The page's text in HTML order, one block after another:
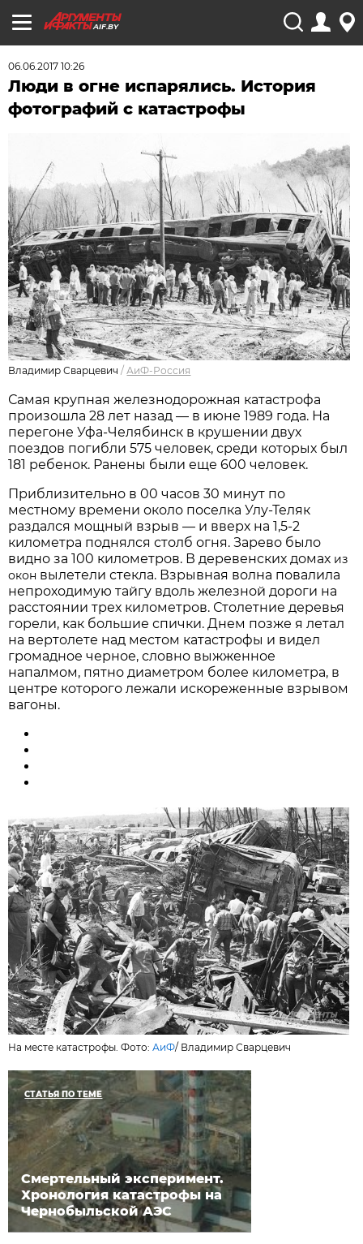
AIF.BY
06.06.2017 10:26
Люди в огне испарялись. История
фотографий с катастрофы
Владимир Сварцевич / АиФ-Россия
Самая крупная железнодорожная катастрофа
произошла 28 лет назад — в июне 1989 года. На
перегоне Уфа-Челябинск в крушении двух
поездов погибли 575 человек, среди которых был
181 ребенок. Ранены были еще 600 человек.
Приблизительно в 00 часов 30 минут по
местному времени около поселка Улу-Теляк
раздался мощный взрыв — и вверх на 1,5-2
километра поднялся столб огня. Зарево было
видно за 100 километров. В деревенских домах из
окон вылетели стекла. Взрывная волна повалила
непроходимую тайгу вдоль железной дороги на
расстоянии трех километров. Столетние деревья
горели, как большие спички. Днем позже я летал
на вертолете над местом катастрофы и видел
громадное черное, словно выжженное
напалмом, пятно диаметром более километра, в
центре которого лежали искореженные взрывом
вагоны.
На месте катастрофы. Фото:АиФ/ Владимир Сварцевич
СТАТЬЯ ПО ТЕМЕ
Смертельный эксперимент.
Хронология катастрофы на
Чернобыльской АЭС